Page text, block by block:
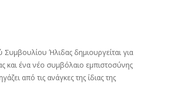
Ήλιδας δημιουργείται για
και ένα νέο συμβόλαιο εμπιστοσύνης
από τις ανάγκες της ίδιας της